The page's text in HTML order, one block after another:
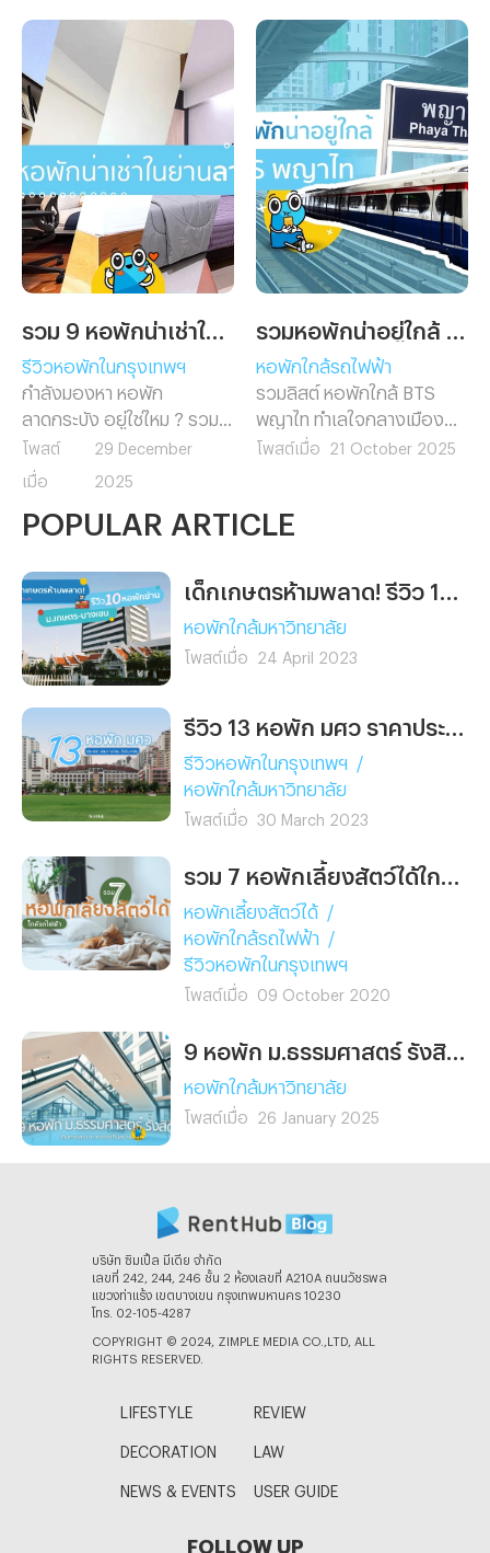
รีวิวหอพักในกรุงเทพฯ
กำลังมองหา หอพัก
ลาดกระบัง อยู่ใช่ไหม ? รวม 9
หอพักน่าเช่าใกล้แหล่งเรียน
และที่ทำงาน เดินทางสะดวก
สุวรรณภูมิ พร้อมสิ่งอำนวย
สำหรับคุณได้ที่นี่
โพสต์
เมื่อ
29 December
2025
หอพักใกล้รถไฟฟ้า
รวมลิสต์ หอพักใกล้ BTS
พญาไท ทำเลใจกลางเมือง
เดินทางสะดวก ใกล้ทั้ง
ทำงานและนักศึกษาที่อยากพัก
โพสต์เมื่อ 21 October 2025
POPULAR ARTICLE
หอพักใกล้มหาวิทยาลัย
โพสต์เมื่อ 24 April 2023
รีวิวหอพักในกรุงเทพฯ
/
หอพักใกล้มหาวิทยาลัย
โพสต์เมื่อ 30 March 2023
หอพักเลี้ยงสัตว์ได้
/
หอพักใกล้รถไฟฟ้า
/
รีวิวหอพักในกรุงเทพฯ
โพสต์เมื่อ 09 October 2020
หอพักใกล้มหาวิทยาลัย
โพสต์เมื่อ 26 January 2025
บริษัท ซิมเปิ้ล มีเดีย จํากัด
เลขที่ 242, 244, 246 ชั้น 2 ห้องเลขที่ A210A ถนนวัชรพล
แขวงท่าแร้ง เขตบางเขน กรุงเทพมหานคร 10230
โทร. 02-105-4287
COPYRIGHT © 2024, ZIMPLE MEDIA CO.,LTD, ALL
RIGHTS RESERVED.
LIFESTYLE REVIEW
DECORATION LAW
NEWS & EVENTS USER GUIDE
FOLLOW UP